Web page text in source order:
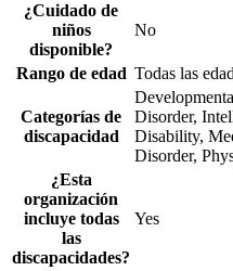
¿Cuidado de
niños
disponible?
No
Rango de edad Todas las
Categorías de
discapacidad
Disorder,
Disability,
Disorder,
¿Esta
organización
incluye todas
las
discapacidades?
Yes